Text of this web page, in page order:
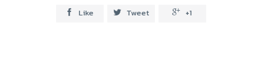
 Like  Tweet  +1